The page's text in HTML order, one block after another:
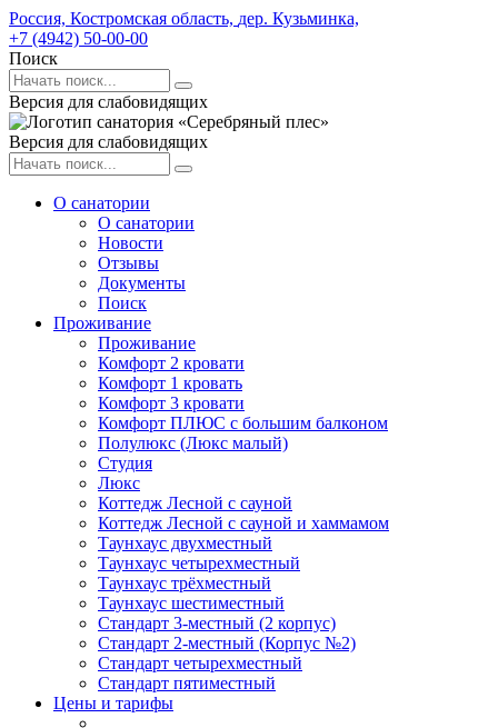
Россия, Костромская область, дер. Кузьминка,
+7 (4942) 50-00-00
Поиск
Версия для слабовидящих
Версия для слабовидящих
О санатории
О санатории
Новости
Отзывы
Документы
Поиск
Проживание
Проживание
Комфорт 2 кровати
Комфорт 1 кровать
Комфорт 3 кровати
Комфорт ПЛЮС с большим балконом
Полулюкс (Люкс малый)
Студия
Люкс
Коттедж Лесной с сауной
Коттедж Лесной с сауной и хаммамом
Таунхаус двухместный
Таунхаус четырехместный
Таунхаус трёхместный
Таунхаус шестиместный
Стандарт 3-местный (2 корпус)
Стандарт 2-местный (Корпус №2)
Стандарт четырехместный
Стандарт пятиместный
Цены и тарифы